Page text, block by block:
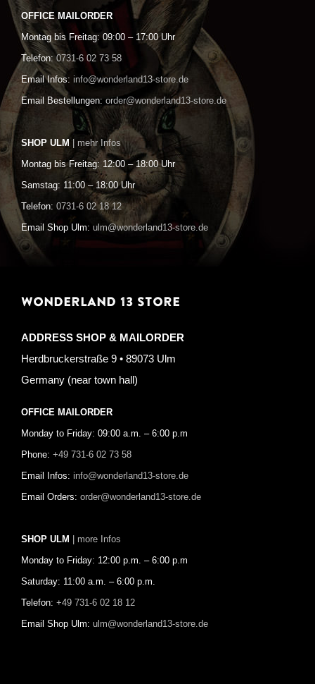
OFFICE MAILORDER
Montag bis Freitag: 09:00 – 17:00 Uhr
Telefon: 0731-6 02 73 58
Email Infos: info@wonderland13-store.de
Email Bestellungen: order@wonderland13-store.de
SHOP ULM | mehr Infos
Montag bis Freitag: 12:00 – 18:00 Uhr
Samstag: 11:00 – 18:00 Uhr
Telefon: 0731-6 02 18 12
Email Shop Ulm: ulm@wonderland13-store.de
WONDERLAND 13 STORE
ADDRESS SHOP & MAILORDER
Herdbruckerstraße 9 • 89073 Ulm
Germany (near town hall)
OFFICE MAILORDER
Monday to Friday: 09:00 a.m. – 6:00 p.m
Phone: +49 731-6 02 73 58
Email Infos: info@wonderland13-store.de
Email Orders: order@wonderland13-store.de
SHOP ULM | more Infos
Monday to Friday: 12:00 p.m. – 6:00 p.m
Saturday: 11:00 a.m. – 6:00 p.m.
Telefon: +49 731-6 02 18 12
Email Shop Ulm: ulm@wonderland13-store.de